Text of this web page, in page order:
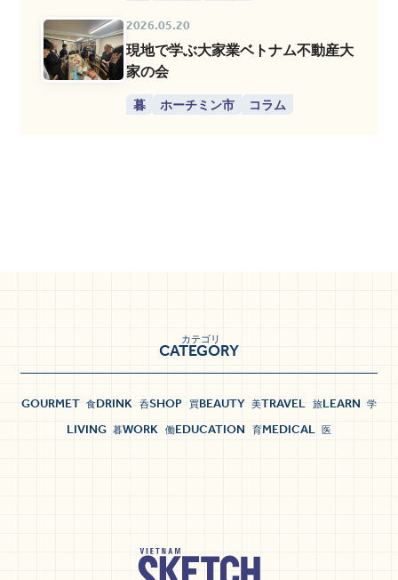
2026.05.20
現地で学ぶ大家業ベトナム不動産大
家の会
暮 ホーチミン市 コラム
CATEGORY
カテゴリ
GOURMET 食DRINK 呑SHOP 買BEAUTY 美TRAVEL 旅LEARN 学
LIVING 暮WORK 働EDUCATION 育MEDICAL 医